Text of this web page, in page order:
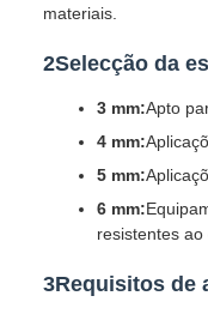
materiais.
2Selecção da
3 mm:Apto
4 mm:
5 mm:
6 mm:
resistentes
3Requisitos de